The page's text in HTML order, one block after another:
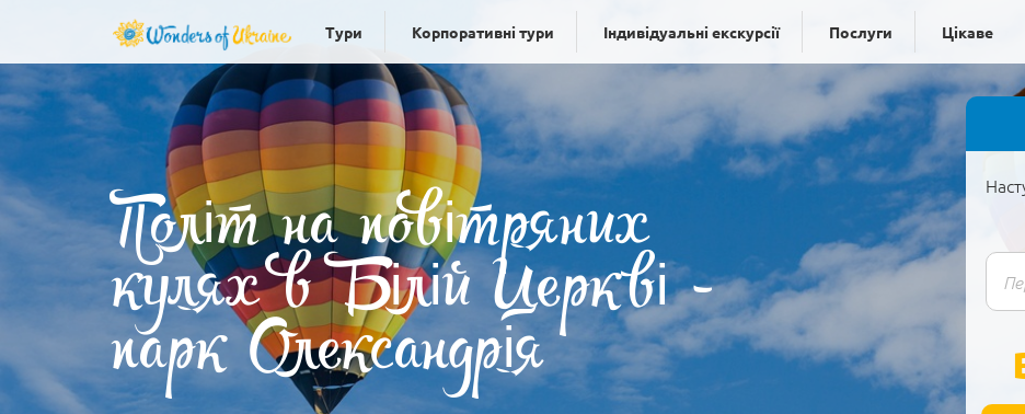
Тури Корпоративні тури Індивідуальні екскурсії Послуги Цікаве
Політ на повітряних
кулях в Білій Церкві -
парк Олександрія